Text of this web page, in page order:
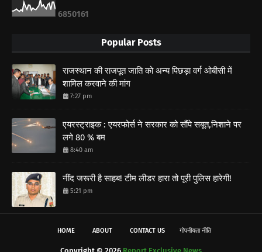
6850161
Popular Posts
राजस्थान की राजपूत जाति को अन्य पिछड़ा वर्ग ओबीसी में
शामिल करवाने की मांग
7:27 pm
एयरस्ट्राइक : एयरफोर्स ने सरकार को सौंपे सबूत,निशाने पर
लगे 80 % बम
8:40 am
नींद जरूरी है साहब! टीम लीडर हारा तो पूरी पुलिस हारेगी!
5:21 pm
HOME ABOUT CONTACT US गोपनीयता नीति